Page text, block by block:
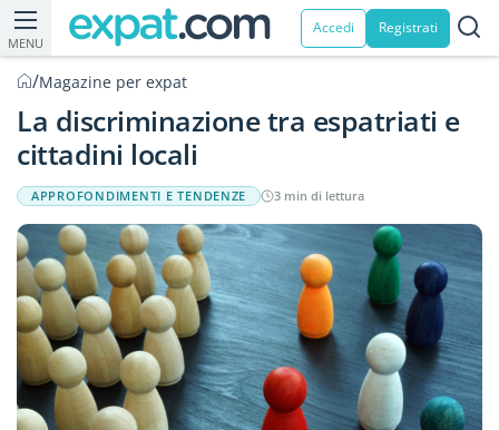
MENU
Accedi Registrati
/Magazine per expat
La discriminazione tra espatriati e
cittadini locali
APPROFONDIMENTI E TENDENZE 3 min di lettura